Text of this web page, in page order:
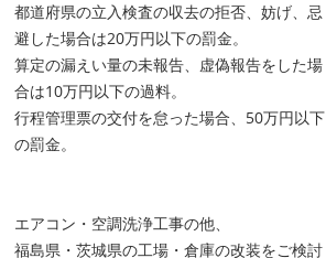
都道府県の立入検査の収去の拒否、妨げ、忌
避した場合は20万円以下の罰金。
算定の漏えい量の未報告、虚偽報告をした場
合は10万円以下の過料。
行程管理票の交付を怠った場合、50万円以下
の罰金。
エアコン・空調洗浄工事の他、
福島県・茨城県の工場・倉庫の改装をご検討